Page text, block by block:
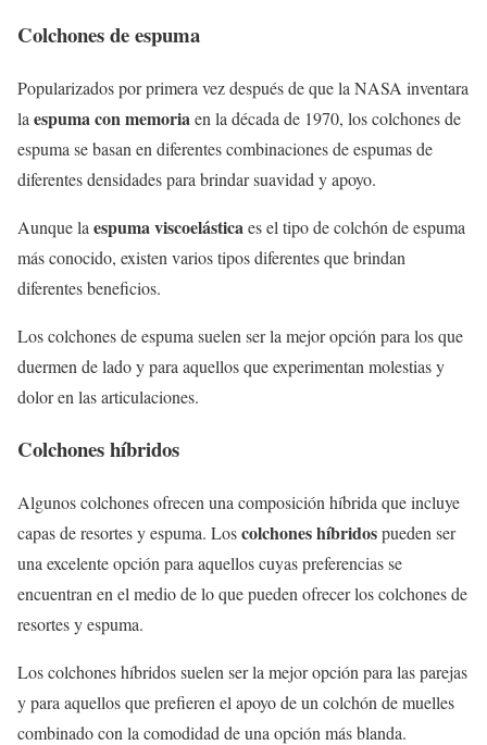
Colchones de espuma
Popularizados por primera vez después de que la NASA inventara
la espuma con memoria en la década de 1970, los colchones de
espuma se basan en diferentes combinaciones de espumas de
diferentes densidades para brindar suavidad y apoyo.
Aunque la espuma viscoelástica es el tipo de colchón de espuma
más conocido, existen varios tipos diferentes que brindan
diferentes beneficios.
Los colchones de espuma suelen ser la mejor opción para los que
duermen de lado y para aquellos que experimentan molestias y
dolor en las articulaciones.
Colchones híbridos
Algunos colchones ofrecen una composición híbrida que incluye
capas de resortes y espuma. Loscolchones híbridospueden ser
una excelente opción para aquellos cuyas preferencias se
encuentran en el medio de lo que pueden ofrecer los colchones de
resortes y espuma.
Los colchones híbridos suelen ser la mejor opción para las parejas
y para aquellos que prefieren el apoyo de un colchón de muelles
combinado con la comodidad de una opción más blanda.